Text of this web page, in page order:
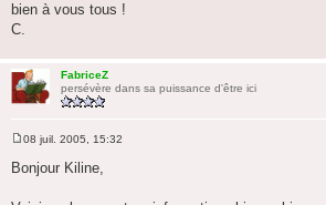
bien à vous tous !
C.
FabriceZ
persévère dans sa puissance d'être ici
s
a
08 juil. 2005, 15:32
Bonjour Kiline,